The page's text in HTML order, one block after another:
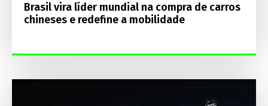
Brasil vira líder mundial na compra de carros
chineses e redefine a mobilidade